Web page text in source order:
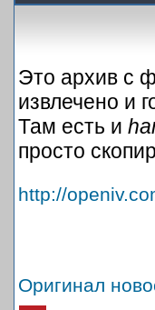
Это архив с
извлечено и
Там есть и
просто
http://
Оригинал